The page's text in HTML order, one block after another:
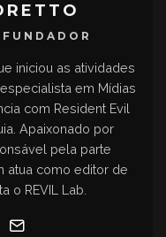
iniciou as atividades
em Mídias
com Resident Evil
Apaixonado por
pela parte
atua como editor de
o REVIL Lab.